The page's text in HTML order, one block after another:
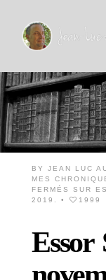
BY JEAN LUC
MES
FERMÉS
SUR
2019.
• 1999
Essor